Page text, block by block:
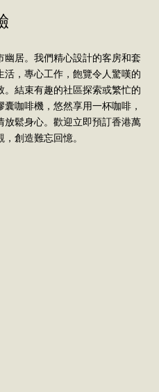
居。我們精心設計的客房和套
，專心工作，飽覽令人驚嘆的
結束有趣的社區探索或繁忙的
咖啡機，悠然享用一杯咖啡，
鬆身心。歡迎立即預訂香港萬
創造難忘回憶。